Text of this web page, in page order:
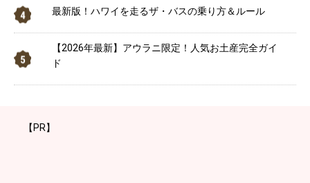
最新版！ハワイを走るザ・バスの乗り方＆ルール
【2026年最新】アウラニ限定！人気お土産完全ガイ
ド
【PR】